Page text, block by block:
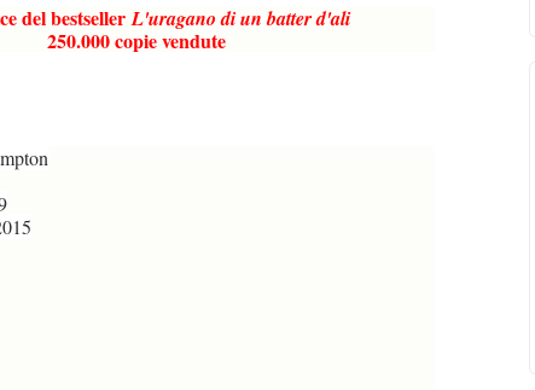
del bestsellerL'uragano di un batter d'ali
250.000 copie vendute